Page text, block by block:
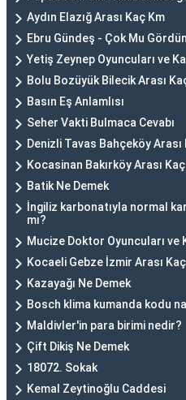
Aydın Elazığ Arası Kaç Km
Ebru Gündeş - Çok Mu
Yetiş Zeynep Oyuncuları ve
Bolu Bozüyük Bilecik Arası
Basın Eş Anlamlısı
Seher Vakti Bulmaca Cevabı
Denizli Tavas Bahçeköy Arası
Kocasinan Bakırköy Arası
Batik Ne Demek
İngiliz karbonatıyla normal
mı?
Mucize Doktor Oyuncuları ve
Kocaeli Gebze İzmir Arası
Kazayağı Ne Demek
Bosch klima kumanda kodu
Maldivler'in para birimi nedir?
Çift Dikiş Ne Demek
18072. Sokak
Kemal Zeytinoğlu Caddesi